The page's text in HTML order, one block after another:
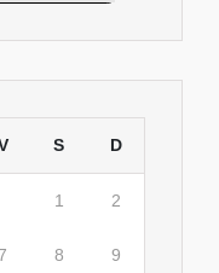
S D
1 2
8 9